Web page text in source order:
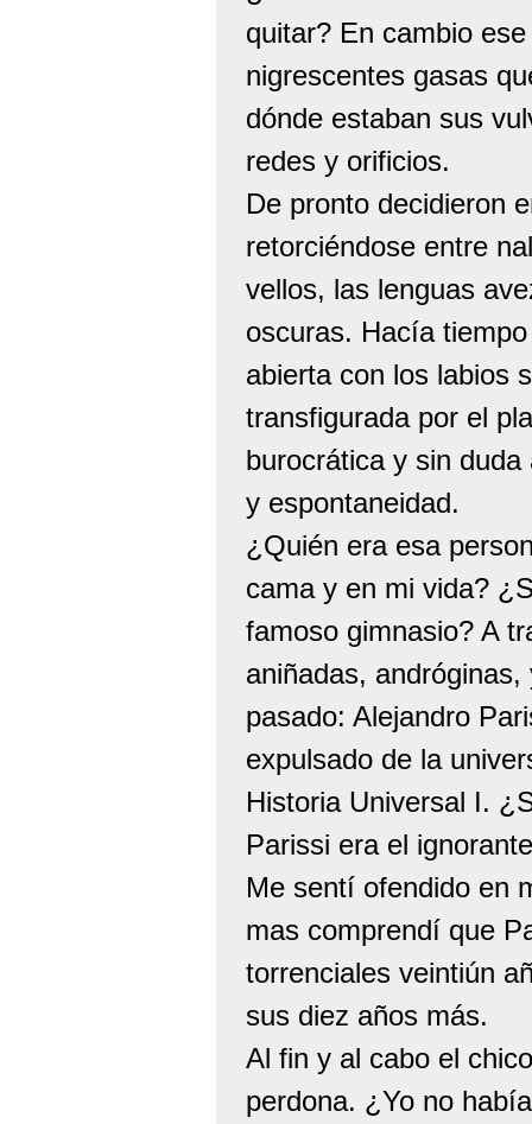
quitar? En cambio
nigrescentes gasas
dónde estaban sus
redes y orificios.
De pronto decidieron
retorciéndose entre
vellos, las lenguas
oscuras. Hacía
abierta con los labios
transfigurada por el
burocrática y sin
y espontaneidad.
¿Quién era esa
cama y en mi vida?
famoso gimnasio? A
aniñadas,
pasado: Alejandro
expulsado de la
Historia Universal I.
Parissi era el
Me sentí ofendido en
mas comprendí que
torrenciales veintiún
sus diez años más.
Al fin y al cabo el
perdona. ¿Yo no